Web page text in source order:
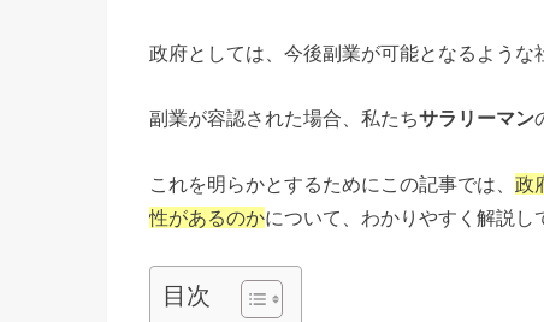
政府としては、今後副業が可能となるような
副業が容認された場合、私たちサラリーマン
これを明らかとするためにこの記事では、 政
性があるのかについて、わかりやすく解説し
目次